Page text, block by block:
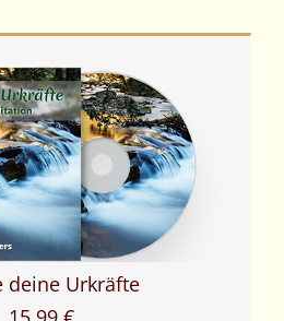
deine Urkräfte